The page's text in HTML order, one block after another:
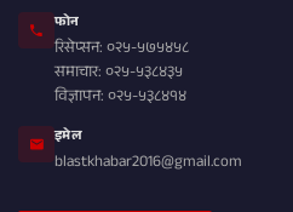
फोन
रिसेप्सन: ०२५-५७५४५८
समाचार: ०२५-५३८४३५
विज्ञापन: ०२५-५३८४१४
इमेल
blastkhabar2016@gmail.com